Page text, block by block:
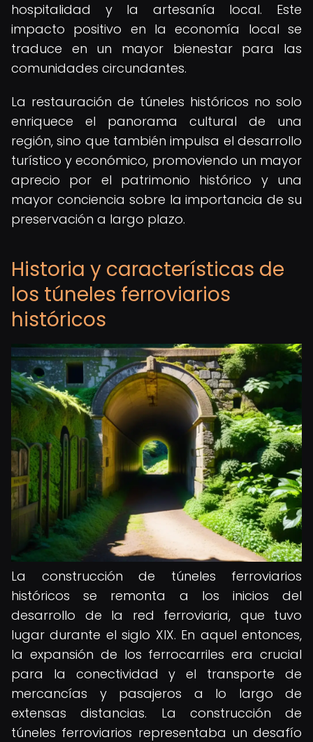
hospitalidad y la artesanía local. Este
impacto positivo en la economía local se
traduce en un mayor bienestar para las
comunidades circundantes.
La restauración de túneles históricos no solo
enriquece el panorama cultural de una
región, sino que también impulsa el desarrollo
turístico y económico, promoviendo un mayor
aprecio por el patrimonio histórico y una
mayor conciencia sobre la importancia de su
preservación a largo plazo.
Historia y características de
los túneles ferroviarios
históricos
La construcción de túneles ferroviarios
históricos se remonta a los inicios del
desarrollo de la red ferroviaria, que tuvo
lugar durante el siglo XIX. En aquel entonces,
la expansión de los ferrocarriles era crucial
para la conectividad y el transporte de
mercancías y pasajeros a lo largo de
extensas distancias. La construcción de
túneles ferroviarios representaba un desafío